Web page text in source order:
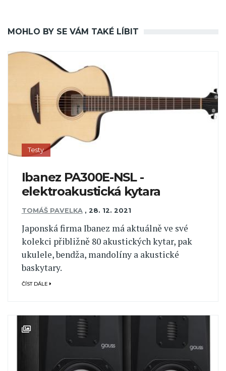
MOHLO BY SE VÁM TAKÉ LÍBIT
Testy
Ibanez PA300E-NSL -
elektroakustická kytara
TOMÁŠ PAVELKA , 28. 12. 2021
Japonská firma Ibanez má aktuálně ve své
kolekci přibližně 80 akustických kytar, pak
ukulele, bendža, mandolíny a akustické
baskytary.
ČÍST DÁLE